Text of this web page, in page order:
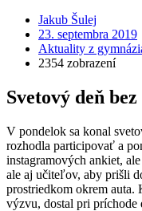
Jakub Šulej
23. septembra 2019
Aktuality z
2354 zobrazení
Svetový deň
V pondelok sa konal
rozhodla participovať a
instagramových ankiet,
ale aj učiteľov, aby prišli
prostriedkom okrem auta.
výzvu, dostal pri príchode